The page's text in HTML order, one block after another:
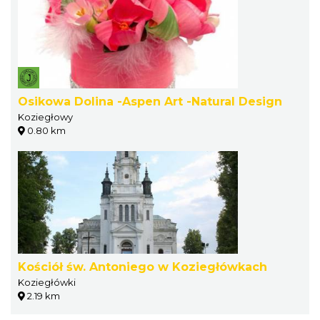
Osikowa Dolina -Aspen Art -Natural Design
Koziegłowy
0.80 km
Kościół św. Antoniego w Koziegłówkach
Koziegłówki
2.19 km